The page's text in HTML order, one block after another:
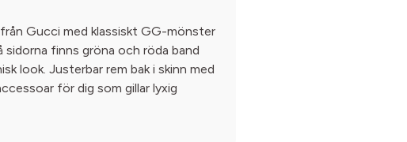
Gucci med klassiskt GG-mönster
sidorna finns gröna och röda band
look. Justerbar rem bak i skinn med
för dig som gillar lyxig